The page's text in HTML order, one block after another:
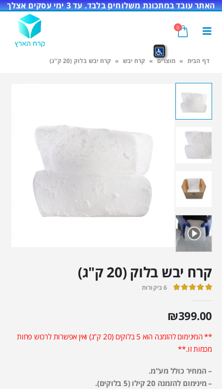
האתר עובד במתכונת משלוחים בלבד. עד 3 ימי עסקים אצלך
בדלת!
0
דף הבית » מוצרים » קרח יבש » קרח יבש בלוק (20 ק”ג)
קרח יבש בלוק (20 ק"ג)
6ביקורות
₪399.00
** המינימום להזמנה הוא 5 בלוקים (20 ק"ג) ואין אפשרות לרכוש פחות
מכמות זו.**
– המחיר כולל מע"מ.
– מינימום להזמנה 20 קילו (5 בלוקים).